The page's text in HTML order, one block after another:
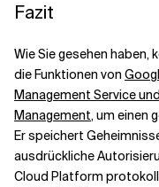
Fazit
Wie Sie gesehen haben,
die Funktionen von
Management Service und
Management, um einen
Er speichert
ausdrückliche
Cloud Platform